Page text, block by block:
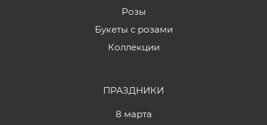
Розы
Букеты с розами
Коллекции
ПРАЗДНИКИ
8 марта